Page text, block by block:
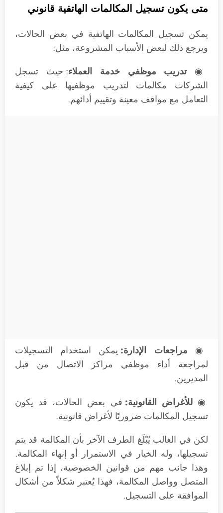
متى يكون تسجيل المكالمات الهاتفية قانوني
يمكن تسجيل المكالمات الهاتفية في بعض الحالات،
ويرجع ذلك لبعض الأسباب المشروعة، مثل:
◉تدريب موظفي خدمة العملاء: حيث تسجل
الشركات مكالمات لتدريب موظفيها على كيفية
التعامل مع مواقف معينة وتقييم أدائهم.
◉ مراجعات الإدارة: يمكن استخدام التسجيلات
لمراجعة أداء موظفي مراكز الاتصال من قبل
المديرين.
◉للأغراض القانونية: في بعض الحالات، قد يكون
تسجيل المكالمات ضروريًا لأغراض قانونية.
لكن في الغالب يُبْلَغ الطرف الآخر بأن المكالمة قد يتم
تسجيلها، وله الخيار في الاستمرار أو إنهاء المكالمة.
وهذا جانب مهم من قوانين الخصوصية، إذا تم إبلاغ
المتصل وواصل المكالمة، فهذا يُعتبر شكلاً من أشكال
الموافقة على التسجيل.